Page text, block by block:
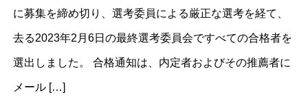
に募集を締め切り、選考委員による厳正な選考を経て、
去る2023年2月6日の最終選考委員会ですべての合格者を
選出しました。 合格通知は、内定者およびその推薦者に
メール […]